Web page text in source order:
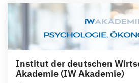
Institut der deutschen
Akademie (IW Akademie)